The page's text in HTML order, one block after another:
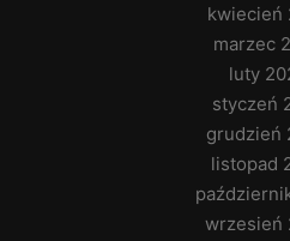
kwiecień
marzec
luty
styczeń
grudzień
listopad
wrzesień